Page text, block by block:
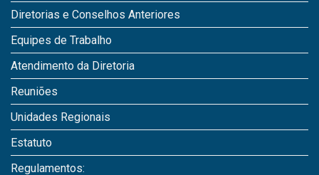
Diretorias e Conselhos Anteriores
Equipes de Trabalho
Atendimento da Diretoria
Reuniões
Unidades Regionais
Estatuto
Regulamentos: